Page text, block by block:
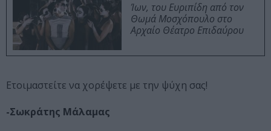
Ίων, του Ευριπίδη από τον
Θωμά Μοσχόπουλο στο
Αρχαίο Θέατρο Επιδαύρου
Ετοιμαστείτε να χορέψετε με την ψύχη σας!
-Σωκράτης Μάλαμας